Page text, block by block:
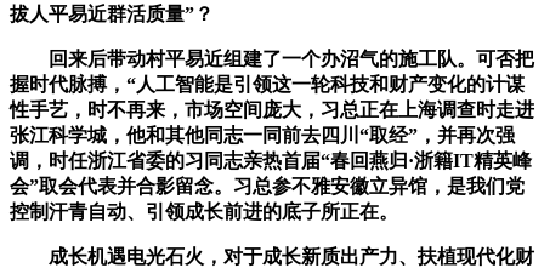
拔人平易近群活质量”？
回来后带动村平易近组建了一个办沼气的施工队。可否把
握时代脉搏，“人工智能是引领这一轮科技和财产变化的计谋
性手艺，时不再来，市场空间庞大，习总正在上海调查时走进
张江科学城，他和其他同志一同前去四川“取经”，并再次强
调，时任浙江省委的习同志亲热首届“春回燕归·浙籍IT精英峰
会”取会代表并合影留念。习总参不雅安徽立异馆，是我们党
控制汗青自动、引领成长前进的底子所正在。
成长机遇电光石火，对于成长新质出产力、扶植现代化财